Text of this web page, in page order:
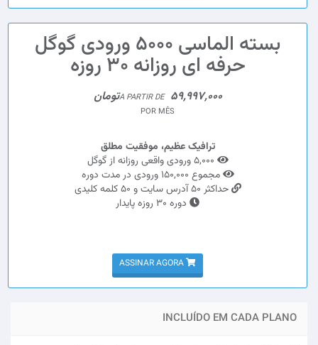
بسته الماسی 5000 ورودی گوگل
حرفه ای روزانه 30 روزه
A PARTIR DE 59,997,000تومان
POR MÊS
ترافیک عظیم، موفقیت مطلق
مجموع 150,000 ورودی در مدت دوره
حداکثر 50 آدرس سایت و 50 کلمه کلیدی
دوره 30 روزه پایدار
ASSINAR AGORA
INCLUÍDO EM CADA PLANO